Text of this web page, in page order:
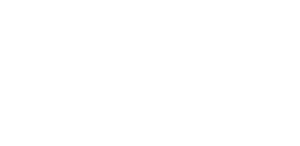
erscheinen täglich! 365 Tage im Jahr könnt ihr mit uns
täglichen Tauchausfahrten!